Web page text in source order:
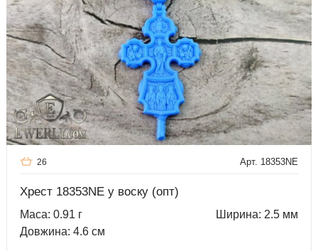
Арт. 18353NE
26
Хрест 18353NE у воску (опт)
Маса: 0.91 г
Ширина: 2.5 мм
Довжина: 4.6 см